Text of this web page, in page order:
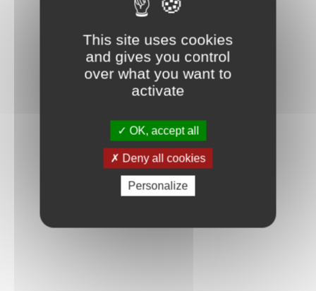
This site uses cookies
and gives you control
over what you want to
activate
OK, accept all
Deny all cookies
Personalize
oublié ?
compte
Connexion